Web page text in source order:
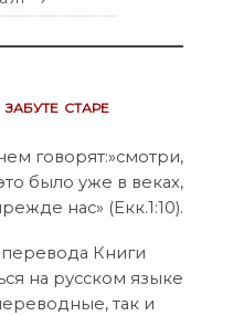
старе
говорят:»смотри,
было уже в веках,
нас» (Екк.1:10).
Книги
на русском языке
так и